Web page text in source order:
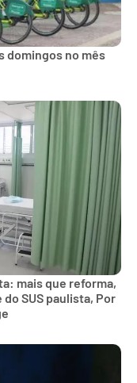
domingos no mês
mais que reforma,
SUS paulista, Por